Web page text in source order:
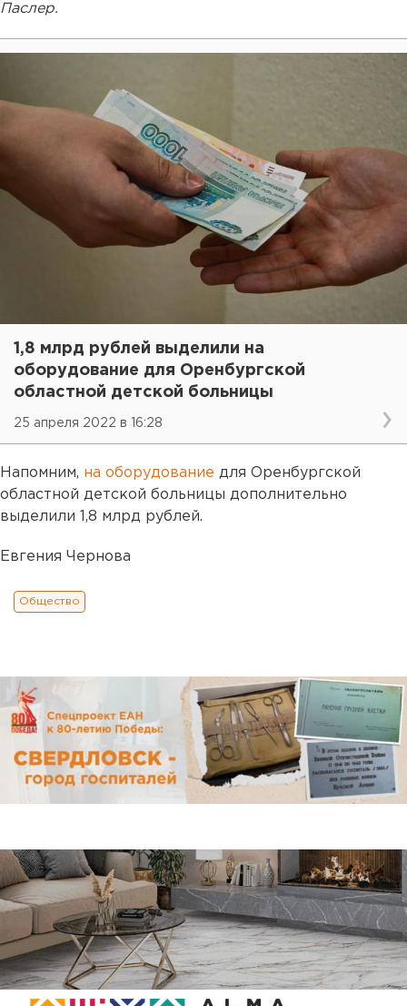
Паслер.
1,8 млрд рублей выделили на
оборудование для Оренбургской
областной детской больницы
25 апреля 2022 в 16:28
Напомним, на оборудование для Оренбургской
областной детской больницы дополнительно
выделили 1,8 млрд рублей.
Евгения Чернова
Общество